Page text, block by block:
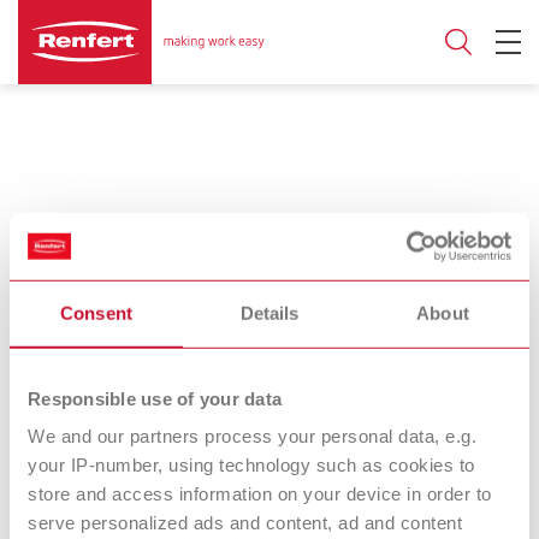
Consent Details About
Responsible use of your data
We and our partners process your personal data, e.g.
your IP-number, using technology such as cookies to
store and access information on your device in order to
serve personalized ads and content, ad and content
Piattaforma di formazione certificata
da Renfert
nostra piattaforma per i corsi di formazione certificati per formare
Per farlo, fate clic sul link sottostante e accedete alla piattaforma
con le vostre credenziali.
Una volta nella piattaforma, potrete accedere a vari corsi di